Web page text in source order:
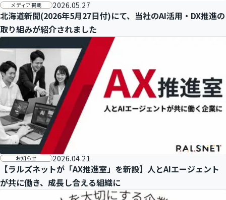
北海道新聞(2026年5月27日付)にて、当社のAI活用・DX推進の
取り組みが紹介されました
メディア掲載 2026.05.27
【ラルズネットが「AX推進室」を新設】人とAIエージェント
が共に働き、成長し合える組織に
お知らせ 2026.04.21